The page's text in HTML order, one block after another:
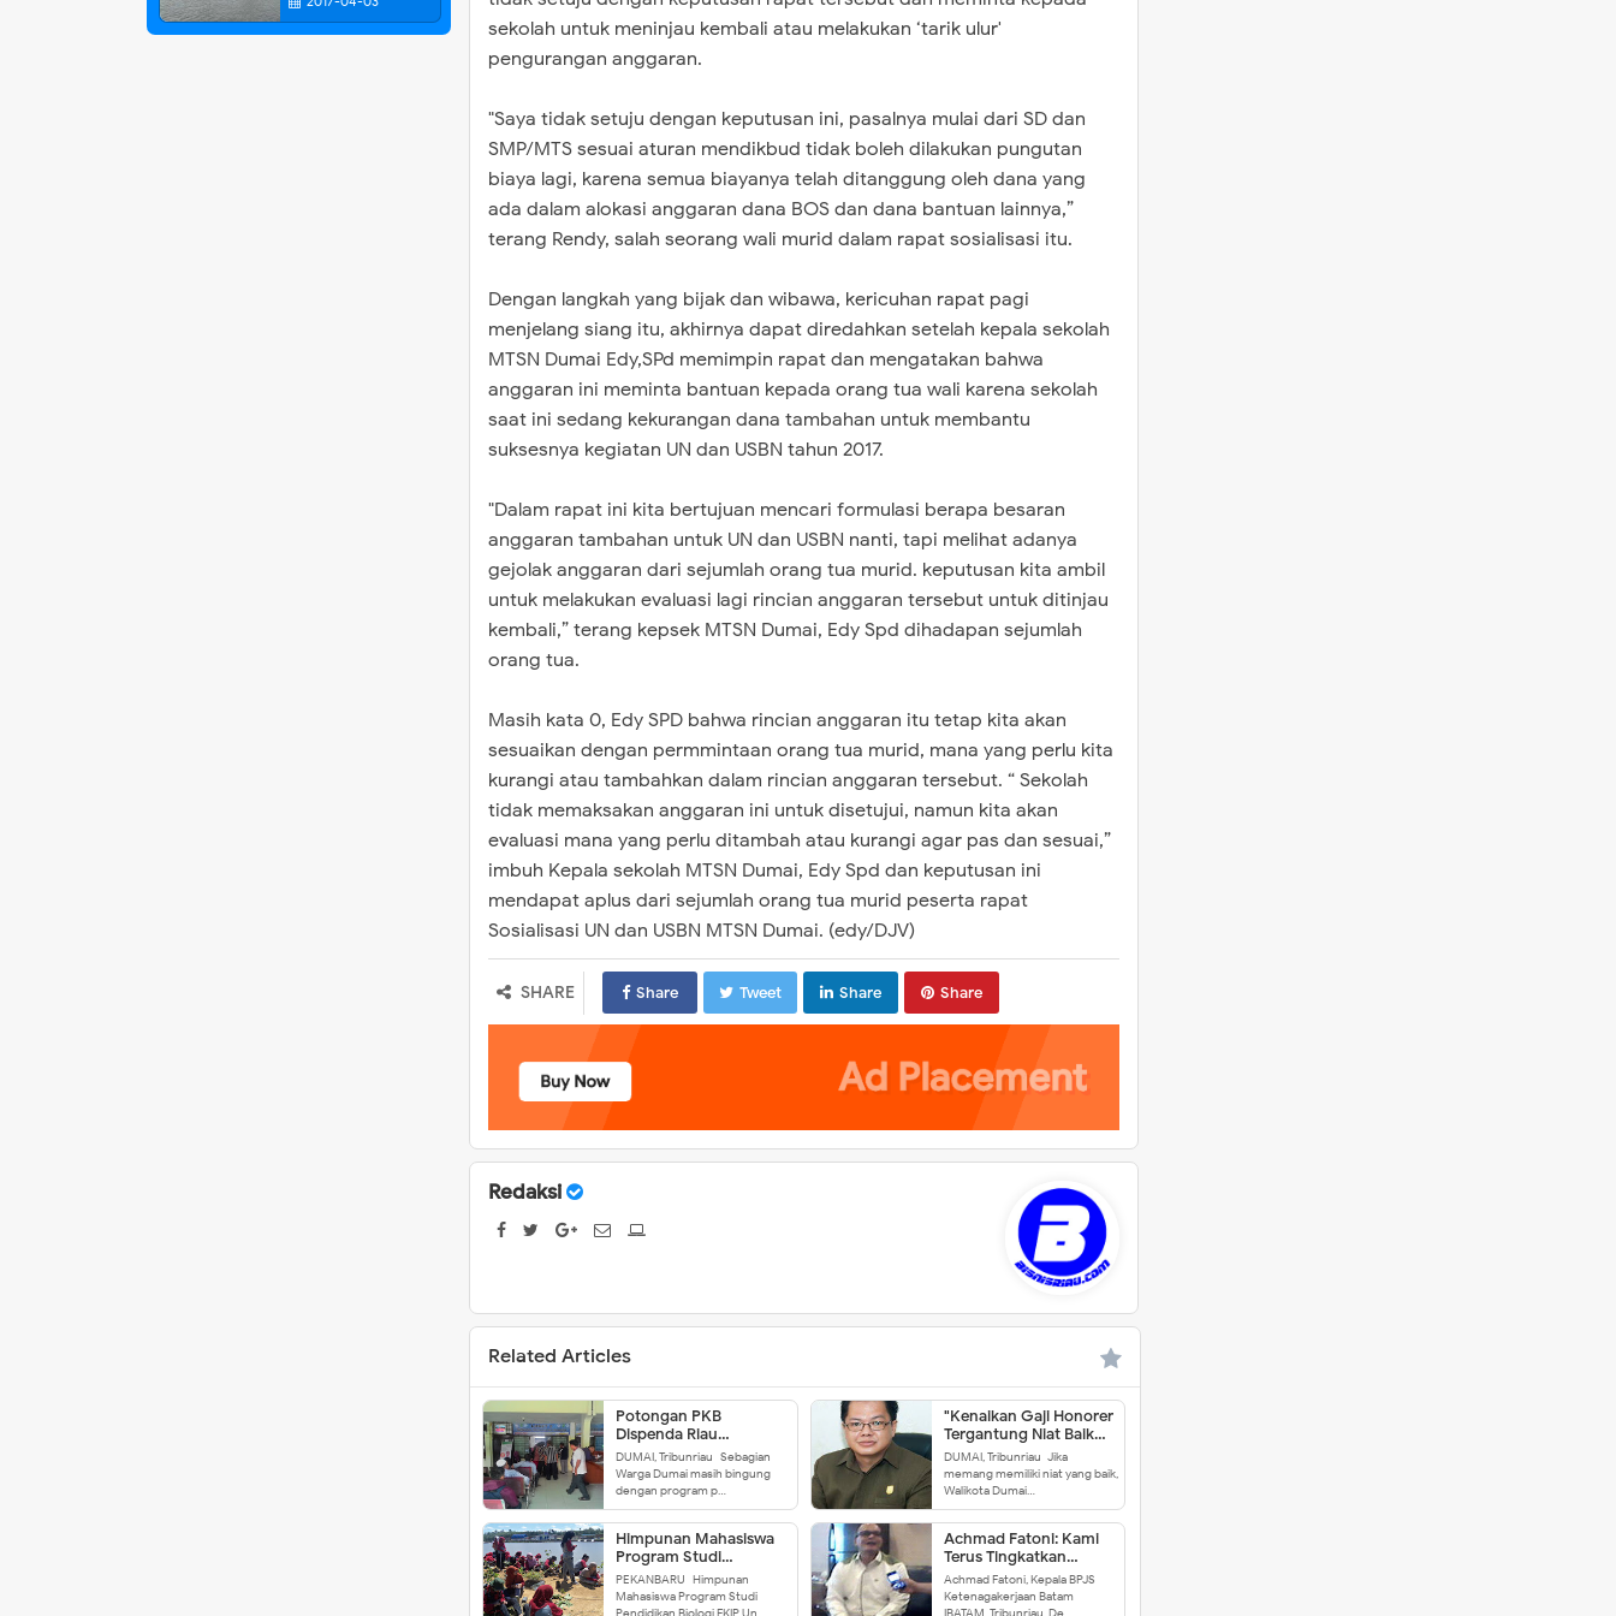
sekolah untuk meninjau kembali atau melakukan ‘tarik ulur'
pengurangan anggaran.
"Saya tidak setuju dengan keputusan ini, pasalnya mulai dari SD dan
SMP/MTS sesuai aturan mendikbud tidak boleh dilakukan pungutan
biaya lagi, karena semua biayanya telah ditanggung oleh dana yang
ada dalam alokasi anggaran dana BOS dan dana bantuan lainnya,”
terang Rendy, salah seorang wali murid dalam rapat sosialisasi itu.
Dengan langkah yang bijak dan wibawa, kericuhan rapat pagi
menjelang siang itu, akhirnya dapat diredahkan setelah kepala sekolah
MTSN Dumai Edy,SPd memimpin rapat dan mengatakan bahwa
anggaran ini meminta bantuan kepada orang tua wali karena sekolah
saat ini sedang kekurangan dana tambahan untuk membantu
suksesnya kegiatan UN dan USBN tahun 2017.
"Dalam rapat ini kita bertujuan mencari formulasi berapa besaran
anggaran tambahan untuk UN dan USBN nanti, tapi melihat adanya
gejolak anggaran dari sejumlah orang tua murid. keputusan kita ambil
untuk melakukan evaluasi lagi rincian anggaran tersebut untuk ditinjau
kembali,” terang kepsek MTSN Dumai, Edy Spd dihadapan sejumlah
orang tua.
Masih kata 0, Edy SPD bahwa rincian anggaran itu tetap kita akan
sesuaikan dengan permmintaan orang tua murid, mana yang perlu kita
kurangi atau tambahkan dalam rincian anggaran tersebut. “ Sekolah
tidak memaksakan anggaran ini untuk disetujui, namun kita akan
evaluasi mana yang perlu ditambah atau kurangi agar pas dan sesuai,”
imbuh Kepala sekolah MTSN Dumai, Edy Spd dan keputusan ini
mendapat aplus dari sejumlah orang tua murid peserta rapat
Sosialisasi UN dan USBN MTSN Dumai. (edy/DJV)
SHARE Share Tweet Share Share
Redaksi
Related Articles
Potongan PKB
Dispenda Riau
Dipertanyakan
DUMAI, Tribunriau- Sebagian
Warga Dumai masih bingung
dengan program p…
"Kenaikan Gaji Honorer
Tergantung Niat Baik
Walikota"
DUMAI, Tribunriau- Jika
memang memiliki niat yang baik,
Walikota Dumai…
Himpunan Mahasiswa
Program Studi
Pendidikan Biologi FKIP
UNRI Taja Pekan
Penghijauan
PEKANBARU- Himpunan
Mahasiswa Program Studi
Achmad Fatoni: Kami
Terus Tingkatkan
Pelayanan
Achmad Fatoni, Kepala BPJS
Ketenagakerjaan Batam